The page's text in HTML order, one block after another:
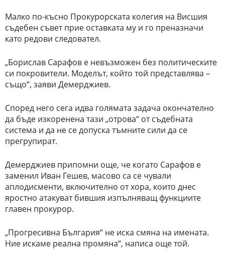
Малко по-късно Прокурорската колегия на Висшия
съдебен съвет прие оставката му и го преназначи
като редови следовател.
„Борислав Сарафов е невъзможен без политическите
си покровители. Моделът, който той представлява –
също“, заяви Демерджиев.
Според него сега идва голямата задача окончателно
да бъде изкоренена тази „отрова“ от съдебната
система и да не се допуска тъмните сили да се
прегрупират.
Демерджиев припомни още, че когато Сарафов е
заменил Иван Гешев, масово са се чували
аплодисменти, включително от хора, които днес
яростно атакуват бившия изпълняващ функциите
главен прокурор.
„Прогресивна България“ не иска смяна на имената.
Ние искаме реална промяна“, написа още той.